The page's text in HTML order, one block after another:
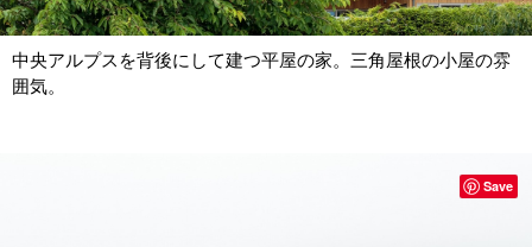
中央アルプスを背後にして建つ平屋の家。三角屋根の小屋の雰
囲気。
Save